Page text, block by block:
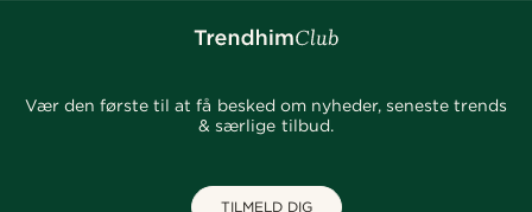
Vær den første til at få besked om nyheder, seneste trends
& særlige tilbud.
TILMELD DIG